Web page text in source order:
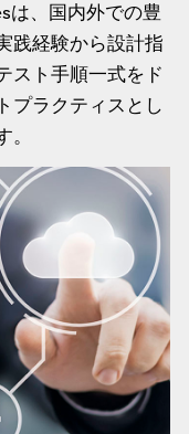
、国内外での豊
践経験から設計指
スト手順一式をド
プラクティスとし